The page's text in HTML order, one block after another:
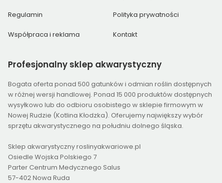
Regulamin Polityka prywatności
Współpraca i reklama Kontakt
Profesjonalny sklep akwarystyczny
Bogata oferta ponad 500 gatunków i odmian roślin dostępnych
w różnej wersji handlowej. Ponad 15 000 produktów dostępnych
wysyłkowo lub do odbioru osobistego w sklepie firmowym w
Nowej Rudzie (Kotlina Kłodzka). Oferujemy największy wybór
sprzętu akwarystycznego na południu dolnego śląska.
Sklep akwarystyczny roslinyakwariowe.pl
Osiedle Wojska Polskiego 7
Parter Centrum Medycznego Salus
57-402 Nowa Ruda